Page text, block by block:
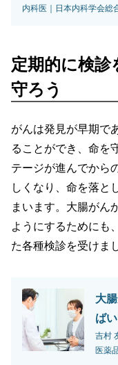
内科医｜日本内科学会総
定期的に検
守ろう
がんは発見が早期で
ることができ、命を
テージが進んでから
しくなり、命を落と
まいます。大腸がん
ようにするためにも
た各種検診を受けま
大
ば
吉村
医薬